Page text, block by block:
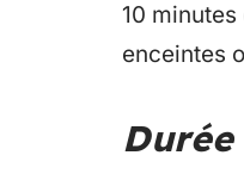
10
enceintes